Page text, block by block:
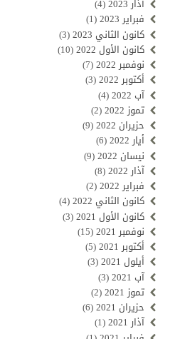
آذار 2023
(4)
فبراير 2023
(1)
كانون الثاني 2023
(3)
كانون الأول 2022
(10)
نوفمبر 2022
(7)
أكتوبر 2022
(3)
آب 2022
(4)
تموز 2022
(2)
حزيران 2022
(9)
أيار 2022
(6)
نيسان 2022
(9)
آذار 2022
(8)
فبراير 2022
(2)
كانون الثاني 2022
(4)
كانون الأول 2021
(3)
نوفمبر 2021
(15)
أكتوبر 2021
(5)
أيلول 2021
(3)
آب 2021
(3)
تموز 2021
(2)
حزيران 2021
(6)
آذار 2021
(1)